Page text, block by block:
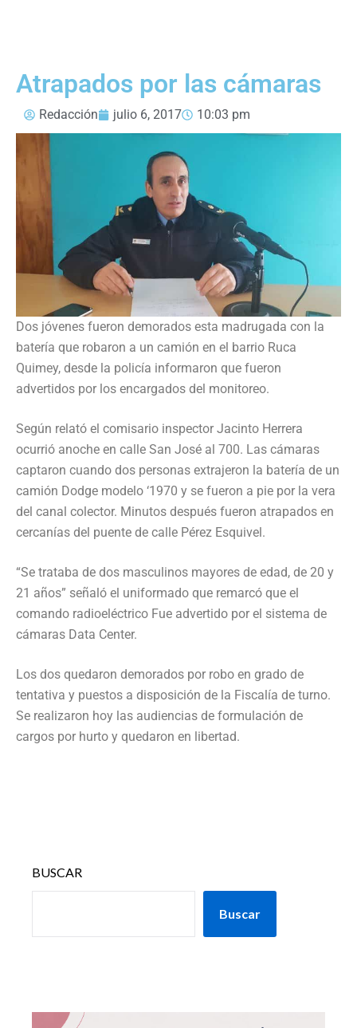
Atrapados por las cámaras
Redacción julio 6, 2017 10:03 pm
Dos jóvenes fueron demorados esta madrugada con la
batería que robaron a un camión en el barrio Ruca
Quimey, desde la policía informaron que fueron
advertidos por los encargados del monitoreo.
Según relató el comisario inspector Jacinto Herrera
ocurrió anoche en calle San José al 700. Las cámaras
captaron cuando dos personas extrajeron la batería de un
camión Dodge modelo ‘1970 y se fueron a pie por la vera
del canal colector. Minutos después fueron atrapados en
cercanías del puente de calle Pérez Esquivel.
“Se trataba de dos masculinos mayores de edad, de 20 y
21 años” señaló el uniformado que remarcó que el
comando radioeléctrico Fue advertido por el sistema de
cámaras Data Center.
Los dos quedaron demorados por robo en grado de
tentativa y puestos a disposición de la Fiscalía de turno.
Se realizaron hoy las audiencias de formulación de
cargos por hurto y quedaron en libertad.
BUSCAR
Buscar